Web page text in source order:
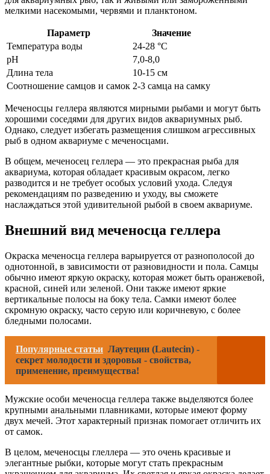
мелкими насекомыми, червями и планктоном.
Параметр
Значение
Температура воды
24-28 °C
pH
7,0-8,0
Длина тела
10-15 см
Соотношение самцов и самок 2-3 самца на самку
Меченосцы геллера являются мирными рыбами и могут быть
хорошими соседями для других видов аквариумных рыб.
Однако, следует избегать размещения слишком агрессивных
рыб в одном аквариуме с меченосцами.
В общем, меченосец геллера — это прекрасная рыба для
аквариума, которая обладает красивым окрасом, легко
разводится и не требует особых условий ухода. Следуя
рекомендациям по разведению и уходу, вы сможете
наслаждаться этой удивительной рыбой в своем аквариуме.
Внешний вид меченосца геллера
Окраска меченосца геллера варьируется от разнополосой до
однотонной, в зависимости от разновидности и пола. Самцы
обычно имеют яркую окраску, которая может быть оранжевой,
красной, синей или зеленой. Они также имеют яркие
вертикальные полосы на боку тела. Самки имеют более
скромную окраску, часто серую или коричневую, с более
бледными полосами.
Популярные статьи Лаутецин (Lautecin) -
секрет молодости и здоровья - свойства,
применение, преимущества!
Мужские особи меченосца геллера также выделяются более
крупными анальными плавниками, которые имеют форму
двух мечей. Этот характерный признак помогает отличить их
от самок.
В целом, меченосцы глеллера — это очень красивые и
элегантные рыбки, которые могут стать прекрасным